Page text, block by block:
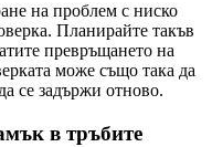
на проблем с ниско
Планирайте такъв
превръщането на
може също така да
се задържи отново.
в тръбите